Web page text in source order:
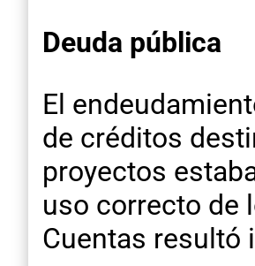
Deuda pública
El
de créditos
proyectos
uso correcto de
Cuentas resultó